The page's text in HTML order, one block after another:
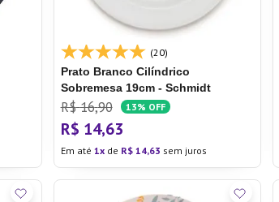
(20)
Prato Branco Cilíndrico
Sobremesa 19cm - Schmidt
R$ 16,90 13% OFF
R$ 14,63
Em até 1 de R$ 14,63 sem juros